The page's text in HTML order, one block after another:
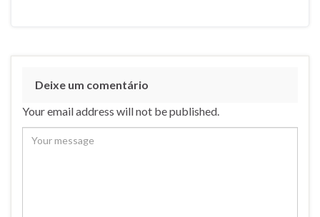
Deixe um comentário
Your email address will not be published.